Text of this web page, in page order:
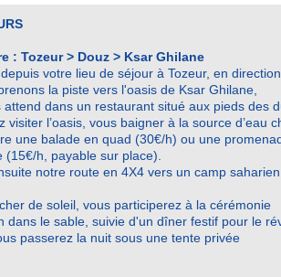
: Tozeur > Douz > Ksar Ghilane
votre lieu de séjour à Tozeur, en direction
la piste vers l'oasis de Ksar Ghilane,
dans un restaurant situé aux pieds des
visiter l’oasis, vous baigner à la source d’eau
une balade en quad (30€/h) ou une
h, payable sur place).
notre route en 4X4 vers un camp
de soleil, vous participerez à la cérémonie
dans le sable, suivie d'un dîner festif pour le
passerez la nuit sous une tente privée